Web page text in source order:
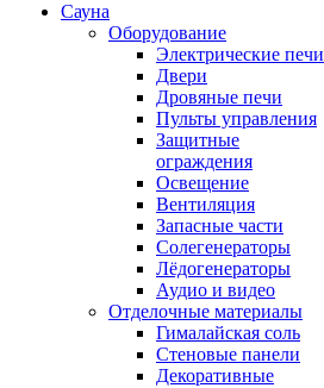
Сауна
Оборудование
Электрические печи
Двери
Дровяные печи
Пульты управления
Защитные
ограждения
Освещение
Вентиляция
Запасные части
Солегенераторы
Лёдогенераторы
Аудио и видео
Отделочные материалы
Гималайская соль
Стеновые панели
Декоративные